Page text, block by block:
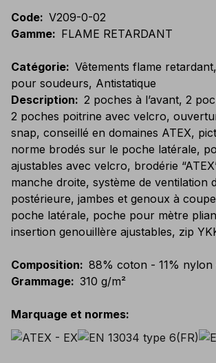
Code: V209-0-02
Gamme: FLAME RETARDANT
Catégorie: Vêtements flame
pour soudeurs, Antistatique
Description: 2 poches à l’avant, 2
2 poches poitrine avec velcro,
snap, conseillé en domaines ATEX,
norme brodés sur le poche latérale,
ajustables avec velcro, brodérie
manche droite, système de ventilation
postérieure, jambes et genoux à
poche latérale, poche pour mètre
insertion genouillère ajustables, zip
Composition: 88% coton - 11%
Grammage: 310 g/m²
Marquage et normes: